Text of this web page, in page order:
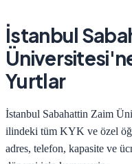
İstanbul
Üniversitesi
Yurtlar
İstanbul Sabahattin Zaim
ilindeki tüm KYK ve özel
adres, telefon, kapasite ve